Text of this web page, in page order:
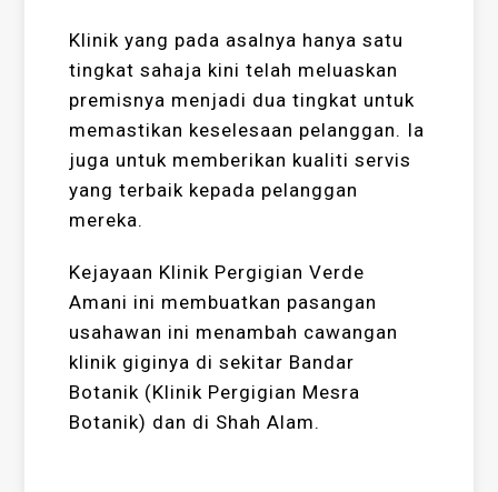
Klinik yang pada asalnya hanya satu
tingkat sahaja kini telah meluaskan
premisnya menjadi dua tingkat untuk
memastikan keselesaan pelanggan. Ia
juga untuk memberikan kualiti servis
yang terbaik kepada pelanggan
mereka.
Kejayaan Klinik Pergigian Verde
Amani ini membuatkan pasangan
usahawan ini menambah cawangan
klinik giginya di sekitar Bandar
Botanik (Klinik Pergigian Mesra
Botanik) dan di Shah Alam.